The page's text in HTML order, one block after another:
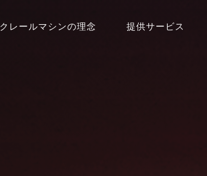
クレールマシンの理念 提供サービス